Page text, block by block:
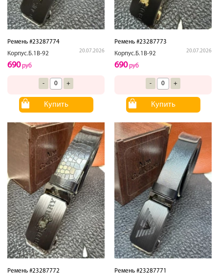
Ремень #23287774
Корпус.Б.1В-92
20.07.2026
690руб
- +
Купить
Ремень #23287773
Корпус.Б.1В-92
20.07.2026
690руб
- +
Купить
Ремень #23287772
Ремень #23287771